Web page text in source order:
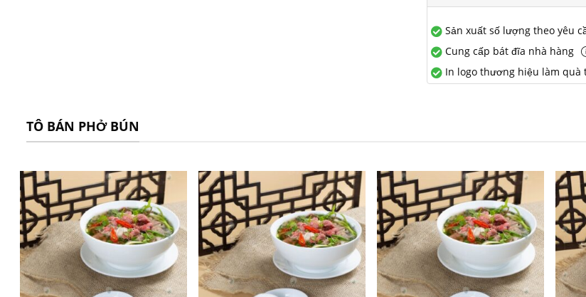
Sản xuất số lượng theo yêu
Cung cấp bát đĩa nhà hàng
In logo thương hiệu làm quà
TÔ BÁN PHỞ BÚN